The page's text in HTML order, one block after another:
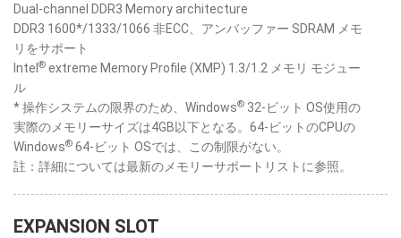
Dual-channel DDR3 Memory architecture
DDR3 1600*/1333/1066 非ECC、アンバッファー SDRAM メモ
リをサポート
Intel ® extreme Memory Profile (XMP) 1.3/1.2 メモリ モジュー
ル
* 操作システムの限界のため、Windows® 32-ビット OS使用の
実際のメモリーサイズは4GB以下となる。64-ビットのCPUの
Windows® 64-ビット OSでは、この制限がない。
註：詳細については最新のメモリーサポートリストに参照。
EXPANSION SLOT